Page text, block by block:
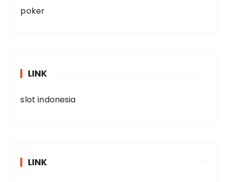
poker
LINK
slot indonesia
LINK